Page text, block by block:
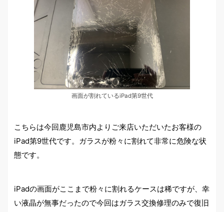
画面が割れているiPad第9世代
こちらは今回鹿児島市内よりご来店いただいたお客様の
iPad第9世代です。ガラスが粉々に割れて非常に危険な状
態です。
iPadの画面がここまで粉々に割れるケースは稀ですが、幸
い液晶が無事だったので今回はガラス交換修理のみで復旧